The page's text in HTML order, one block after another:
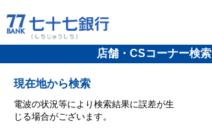
店舗・CSコーナー検索
現在地から検索
電波の状況等により検索結果に誤差が生
じる場合がございます。